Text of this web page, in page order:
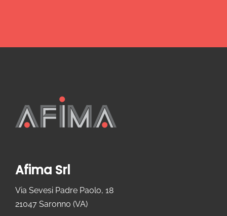
Afima Srl
Via Sevesi Padre Paolo, 18
21047 Saronno (VA)